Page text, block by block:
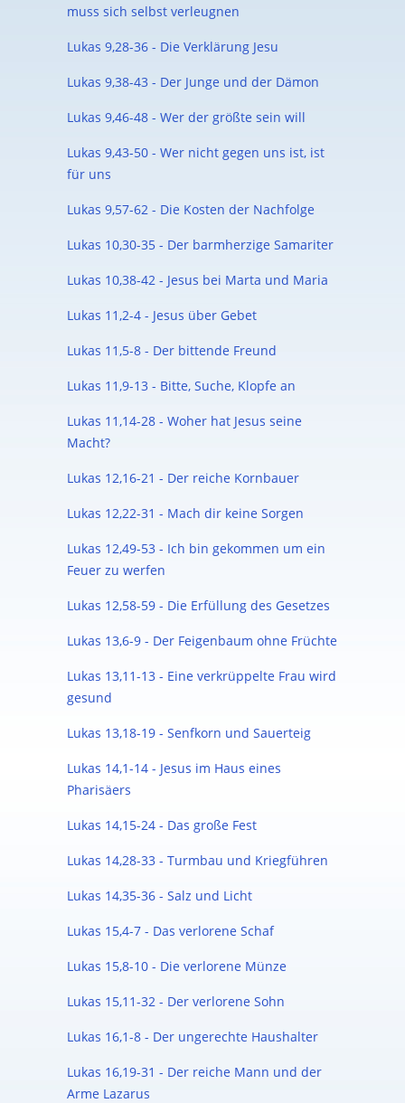
muss sich selbst verleugnen
Lukas 9,28-36 - Die Verklärung Jesu
Lukas 9,38-43 - Der Junge und der Dämon
Lukas 9,46-48 - Wer der größte sein will
Lukas 9,43-50 - Wer nicht gegen uns ist, ist
für uns
Lukas 9,57-62 - Die Kosten der Nachfolge
Lukas 10,30-35 - Der barmherzige Samariter
Lukas 10,38-42 - Jesus bei Marta und Maria
Lukas 11,2-4 - Jesus über Gebet
Lukas 11,5-8 - Der bittende Freund
Lukas 11,9-13 - Bitte, Suche, Klopfe an
Lukas 11,14-28 - Woher hat Jesus seine
Macht?
Lukas 12,16-21 - Der reiche Kornbauer
Lukas 12,22-31 - Mach dir keine Sorgen
Lukas 12,49-53 - Ich bin gekommen um ein
Feuer zu werfen
Lukas 12,58-59 - Die Erfüllung des Gesetzes
Lukas 13,6-9 - Der Feigenbaum ohne Früchte
Lukas 13,11-13 - Eine verkrüppelte Frau wird
gesund
Lukas 13,18-19 - Senfkorn und Sauerteig
Lukas 14,1-14 - Jesus im Haus eines
Pharisäers
Lukas 14,15-24 - Das große Fest
Lukas 14,28-33 - Turmbau und Kriegführen
Lukas 14,35-36 - Salz und Licht
Lukas 15,4-7 - Das verlorene Schaf
Lukas 15,8-10 - Die verlorene Münze
Lukas 15,11-32 - Der verlorene Sohn
Lukas 16,1-8 - Der ungerechte Haushalter
Lukas 16,19-31 - Der reiche Mann und der
Arme Lazarus